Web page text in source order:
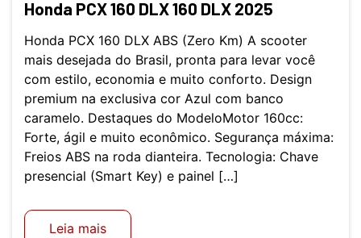
Honda PCX 160 DLX 160 DLX 2025
Honda PCX 160 DLX ABS (Zero Km) A scooter
mais desejada do Brasil, pronta para levar você
com estilo, economia e muito conforto. Design
premium na exclusiva cor Azul com banco
caramelo. Destaques do ModeloMotor 160cc:
Forte, ágil e muito econômico. Segurança máxima:
Freios ABS na roda dianteira. Tecnologia: Chave
presencial (Smart Key) e painel […]
Leia mais